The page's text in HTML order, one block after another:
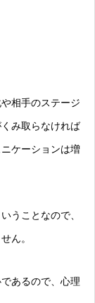
相手のステージ
み取らなければ
ケーションは増
うことなので、
ん。
あるので、心理